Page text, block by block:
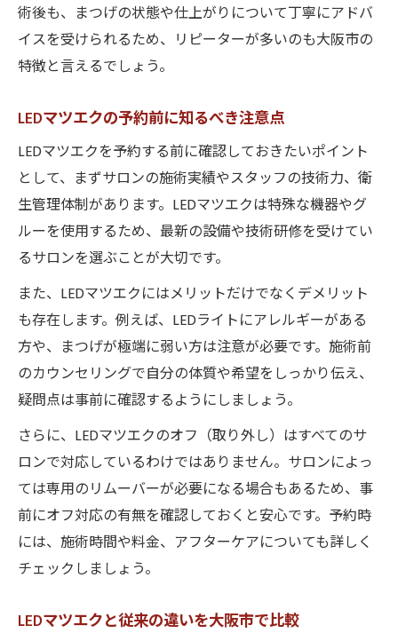
術後も、まつげの状態や仕上がりについて丁寧にアドバ
イスを受けられるため、リピーターが多いのも大阪市の
特徴と言えるでしょう。
LEDマツエクの予約前に知るべき注意点
LEDマツエクを予約する前に確認しておきたいポイント
として、まずサロンの施術実績やスタッフの技術力、衛
生管理体制があります。LEDマツエクは特殊な機器やグ
ルーを使用するため、最新の設備や技術研修を受けてい
るサロンを選ぶことが大切です。
また、LEDマツエクにはメリットだけでなくデメリット
も存在します。例えば、LEDライトにアレルギーがある
方や、まつげが極端に弱い方は注意が必要です。施術前
のカウンセリングで自分の体質や希望をしっかり伝え、
疑問点は事前に確認するようにしましょう。
さらに、LEDマツエクのオフ（取り外し）はすべてのサ
ロンで対応しているわけではありません。サロンによっ
ては専用のリムーバーが必要になる場合もあるため、事
前にオフ対応の有無を確認しておくと安心です。予約時
には、施術時間や料金、アフターケアについても詳しく
チェックしましょう。
LEDマツエクと従来の違いを大阪市で比較